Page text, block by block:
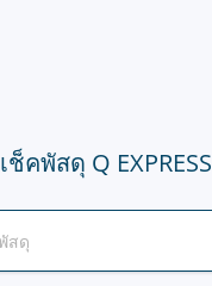
เช็คพัสดุ Q EXPRESS